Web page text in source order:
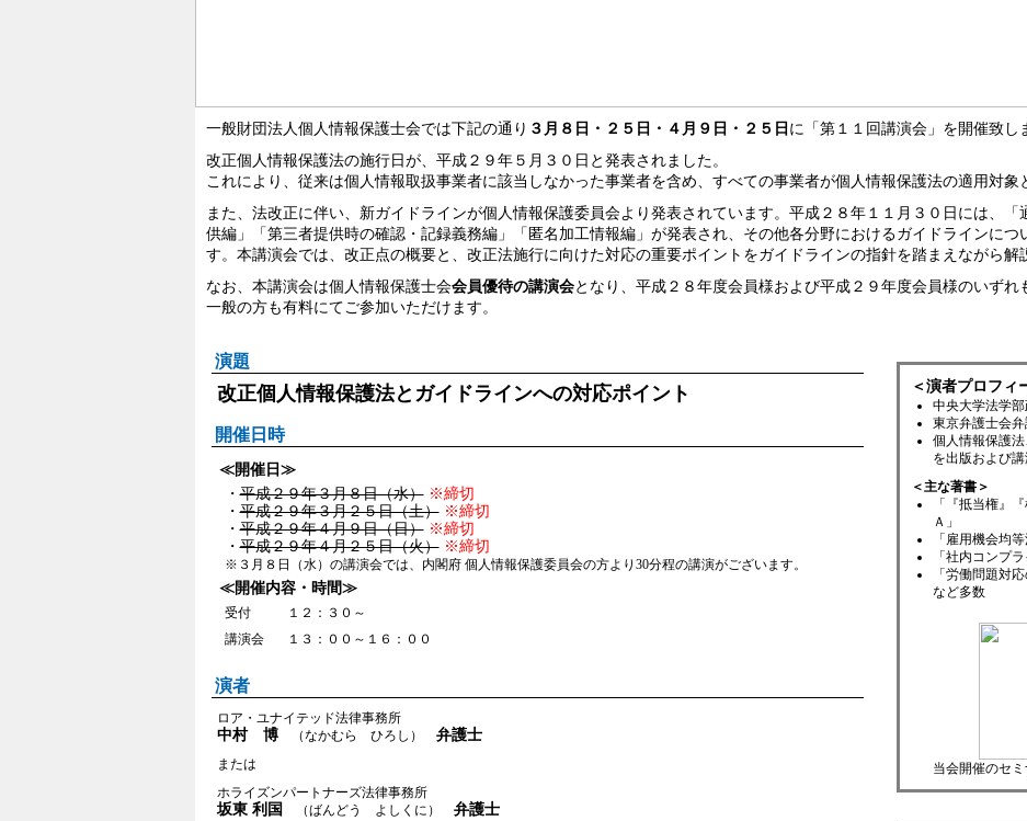
一般財団法人個人情報保護士会では下記の通り ３月８日・２５日・４月９日・２５日 に「第１１回講演会」を開催致し
改正個人情報保護法の施行日が、平成２９年５月３０日と発表されました。
これにより、従来は個人情報取扱事業者に該当しなかった事業者を含め、すべての事業者が個人情報保護法の適用対象
また、法改正に伴い、新ガイドラインが個人情報保護委員会より発表されています。平成２８年１１月３０日には、
供編」「第三者提供時の確認・記録義務編」「匿名加工情報編」が発表され、その他各分野におけるガイドラインにつ
す。本講演会では、改正点の概要と、改正法施行に向けた対応の重要ポイントをガイドラインの指針を踏まえながら解
なお、本講演会は個人情報保護士会会員優待の講演会となり、平成２８年度会員様および平成２９年度会員様のいずれ
一般の方も有料にてご参加いただけます。
演題
改正個人情報保護法とガイドラインへの対応ポイント
開催日時
≪開催日≫
・平成２９年３月８日（水） ※締切
・平成２９年３月２５日（土） ※締切
・平成２９年４月９日（日） ※締切
・平成２９年４月２５日（火） ※締切
※３月８日（水）の講演会では、内閣府 個人情報保護委員会の方より30分程の講演がございます。
≪開催内容・時間≫
受付
１２：３０～
講演会
１３：００～１６：００
演者
ロア・ユナイテッド法律事務所
中村 博（なかむら ひろし） 弁護士
または
ホライズンパートナーズ法律事務所
坂東 利国 （ばんどう よしくに） 弁護士
＜演者プロフィ
中央大学法学
東京弁護士会
個人情報保護
を出版および講
＜主な著書＞
「『抵当権』
Ａ」
「雇用機会均
「社内コンプ
「労働問題対
など多数
当会開催のセ